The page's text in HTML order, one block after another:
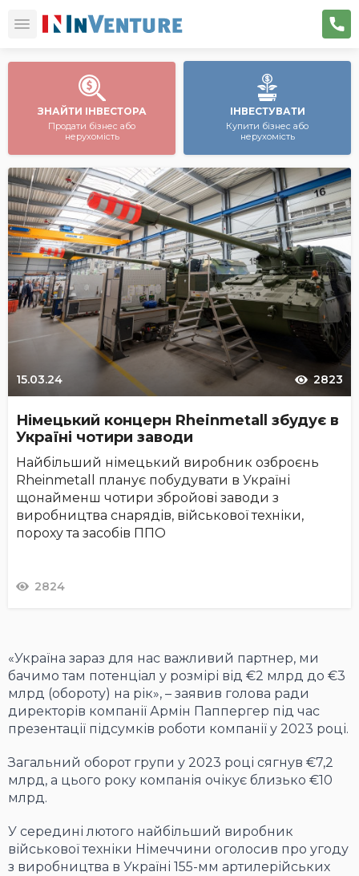
ЗНАЙТИ ІНВЕСТОРА
Продати бізнес або
нерухомість
ІНВЕСТУВАТИ
Купити бізнес або
нерухомість
15.03.24 2823
Німецький концерн Rheinmetall збудує в
Україні чотири заводи
Найбільший німецький виробник озброєнь
Rheinmetall планує побудувати в Україні
щонайменш чотири збройові заводи з
виробництва снарядів, військової техніки,
пороху та засобів ППО
2824
«Україна зараз для нас важливий партнер, ми
бачимо там потенціал у розмірі від €2 млрд до €3
млрд (обороту) на рік», – заявив голова ради
директорів компанії Армін Паппергер під час
презентації підсумків роботи компанії у 2023 році.
Загальний оборот групи у 2023 році сягнув €7,2
млрд, а цього року компанія очікує близько €10
млрд.
У середині лютого найбільший виробник
військової техніки Німеччини оголосив про угоду
з виробництва в Україні 155-мм артилерійських